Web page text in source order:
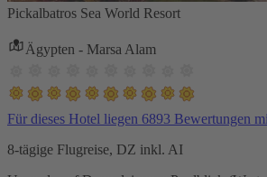
Pickalbatros Sea World Resort
Ägypten - Marsa Alam
Für dieses Hotel liegen 6893 Bewertungen
8-tägige Flugreise, DZ inkl. AI